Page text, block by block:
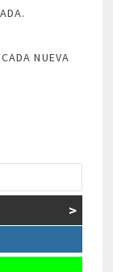
NUEVA
>